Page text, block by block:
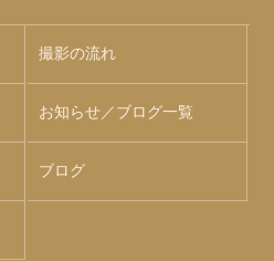
撮影の流れ
お知らせ／ブログ一覧
ブログ